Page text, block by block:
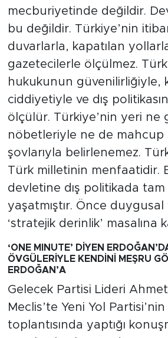
mecburiyetinde değildir.
bu değildir. Türkiye’nin
duvarlarla, kapatılan
gazetecilerle ölçülmez.
hukukunun güvenilirliğiyle,
ciddiyetiyle ve dış
ölçülür. Türkiye’nin yeri ne
nöbetleriyle ne de mahcup
şovlarıyla belirlenemez.
Türk milletinin menfaatidir.
devletine dış politikada
yaşatmıştır. Önce
‘stratejik derinlik’ masalına
‘ONE MINUTE’ DİYEN
ÖVGÜLERİYLE KENDİNİ MEŞRU
ERDOĞAN’A
Gelecek Partisi Lideri
Meclis’te Yeni Yol
toplantısında yaptığı